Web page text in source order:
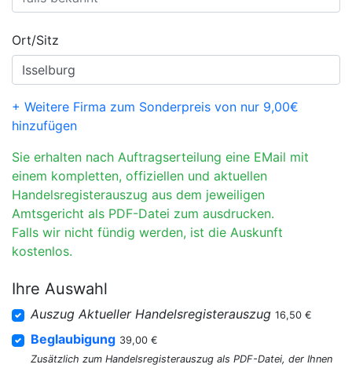
Ort/Sitz
+ Weitere Firma zum Sonderpreis von nur 9,00€
hinzufügen
Sie erhalten nach Auftragserteilung eine EMail mit
einem kompletten, offiziellen und aktuellen
Handelsregisterauszug aus dem jeweiligen
Amtsgericht als PDF-Datei zum ausdrucken.
Falls wir nicht fündig werden, ist die Auskunft
kostenlos.
Ihre Auswahl
Auszug Aktueller Handelsregisterauszug 16,50 €
Beglaubigung 39,00 €
Zusätzlich zum Handelsregisterauszug als PDF-Datei, der Ihnen